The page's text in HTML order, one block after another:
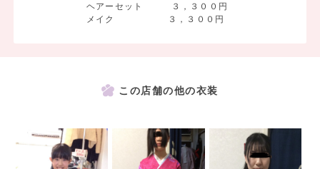
ヘアーセット ３，３００円
メイク ３，３００円
この店舗の他の衣装